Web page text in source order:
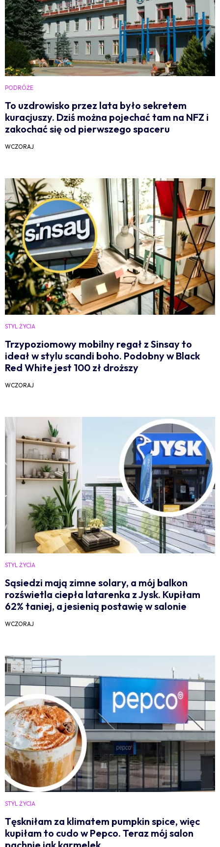
PODRÓŻE
To uzdrowisko przez lata było sekretem
kuracjuszy. Dziś można pojechać tam na NFZ i
zakochać się od pierwszego spaceru
WCZORAJ
STYL ŻYCIA
Trzypoziomowy mobilny regał z Sinsay to
ideał w stylu scandi boho. Podobny w Black
Red White jest 100 zł droższy
WCZORAJ
STYL ŻYCIA
Sąsiedzi mają zimne solary, a mój balkon
rozświetla ciepła latarenka z Jysk. Kupiłam
62% taniej, a jesienią postawię w salonie
WCZORAJ
STYL ŻYCIA
Tęskniłam za klimatem pumpkin spice, więc
kupiłam to cudo w Pepco. Teraz mój salon